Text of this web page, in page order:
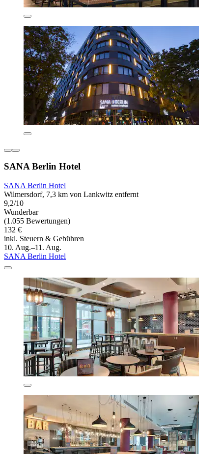
SANA Berlin Hotel
SANA Berlin Hotel
Wilmersdorf, 7,3 km von Lankwitz entfernt
9,2/10
Wunderbar
(1.055 Bewertungen)
132 €
inkl. Steuern & Gebühren
10. Aug.–11. Aug.
SANA Berlin Hotel